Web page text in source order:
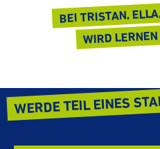
BEI TRISTAN,
WIRD
WERDE TEIL EINES